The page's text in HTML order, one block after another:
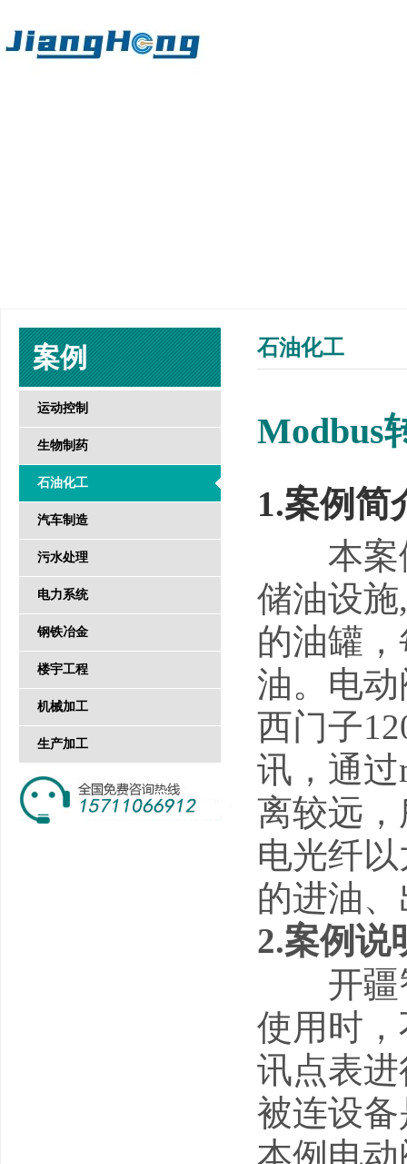
案例
运动控制
生物制药
石油化工
汽车制造
污水处理
电力系统
钢铁冶金
楼宇工程
机械加工
生产加工
石油化工
Modbus
1.案例简
本案例
储油设
的油罐
油。电动
西门子
讯，通过
离较远
电光纤
的进油
2.案例说
开疆智
使用时
讯点表
被连设
本例电动